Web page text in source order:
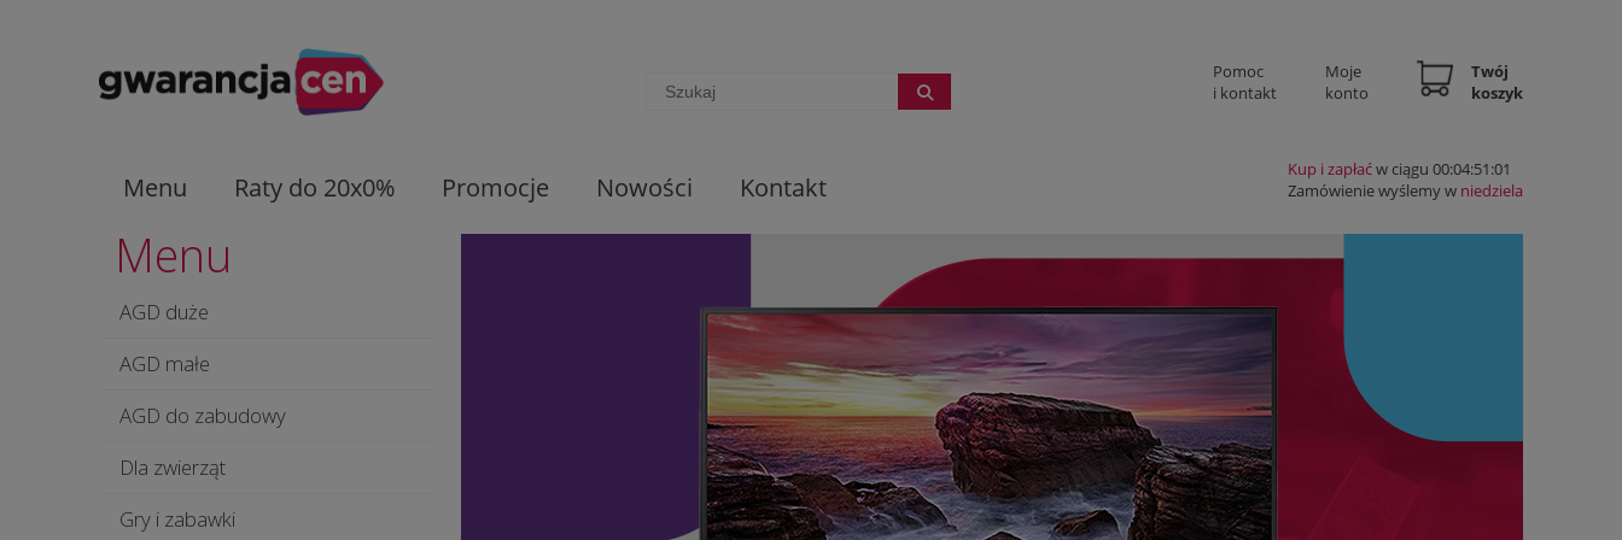
Pomoc
i kontakt
Moje
konto
Twój
koszyk
Menu Raty do 20x0% Promocje Nowości Kontakt
Kup i zapłaćw ciągu 00:04:51:00
Zamówienie wyślemy w niedziela
Menu
AGD duże
AGD małe
AGD do zabudowy
Dla zwierząt
Gry i zabawki